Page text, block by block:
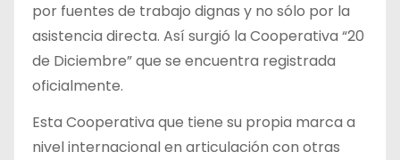
por fuentes de trabajo dignas y no sólo por la
asistencia directa. Así surgió la Cooperativa “20
de Diciembre” que se encuentra registrada
oficialmente.
Esta Cooperativa que tiene su propia marca a
nivel internacional en articulación con otras